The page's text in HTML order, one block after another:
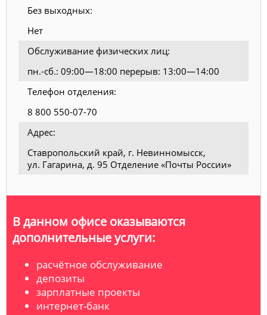
Без выходных:
Нет
Обслуживание физических лиц:
пн.-сб.: 09:00—18:00 перерыв: 13:00—14:00
Телефон отделения:
8 800 550-07-70
Адрес:
Ставропольский край, г. Невинномысск,
ул. Гагарина, д. 95 Отделение «Почты России»
В данном офисе оказываются
дополнительные услуги:
расчётное обслуживание
депозиты
зарплатные проекты
интернет-банк